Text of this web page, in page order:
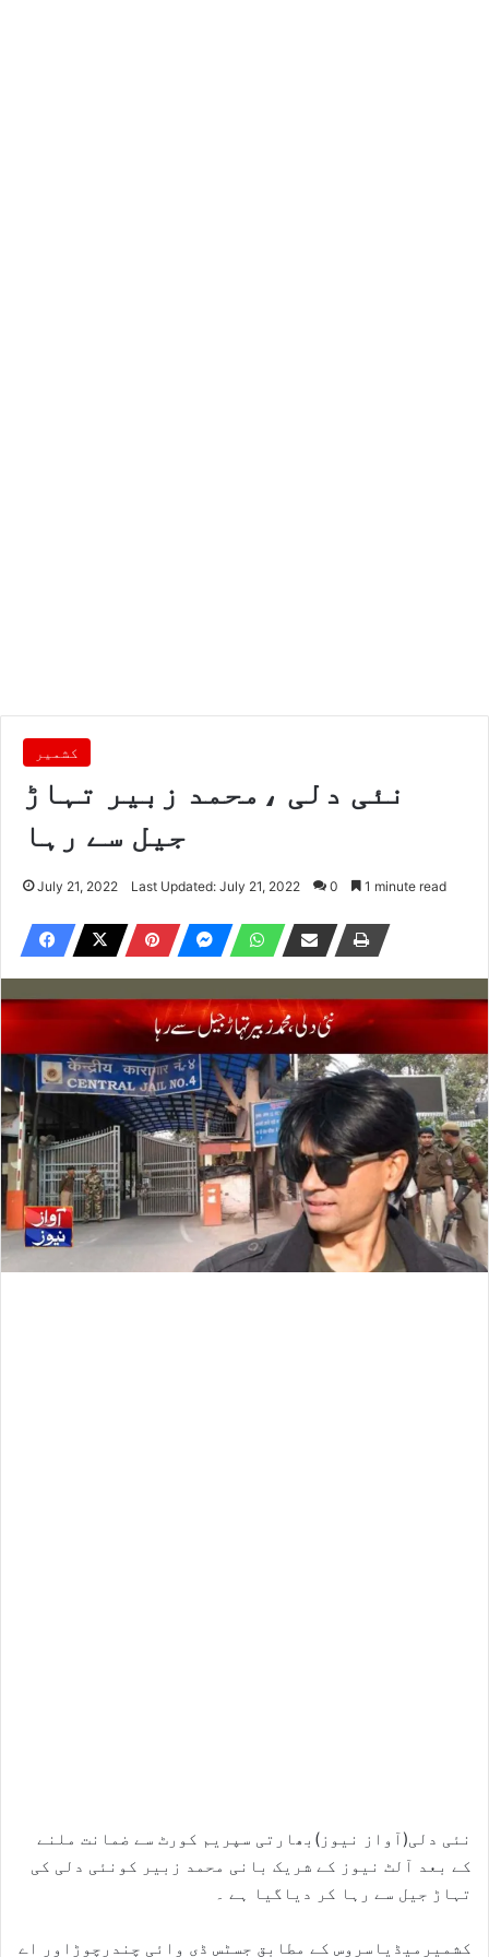
کشمیر
نئی دلی ،محمد زبیر تہاڑ
جیل سے رہا
July 21, 2022 Last Updated: July 21, 2022 0 1 minute read
نئی دلی(آواز نیوز)بھارتی سپریم کورٹ سے ضمانت ملنے
کے بعد آلٹ نیوز کے شریک بانی محمد زبیر کونئی دلی کی
تہاڑ جیل سے رہا کر دیاگیا ہے ۔
کشمیرمیڈیاسروس کے مطابق جسٹس ڈی وائی چندرچوڑاور اے